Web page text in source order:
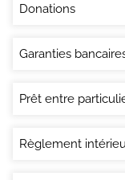
Donations
Garanties
Prêt entre
Règlement